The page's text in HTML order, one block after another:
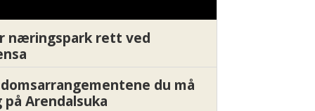
næringspark rett ved
du må
Arendalsuka